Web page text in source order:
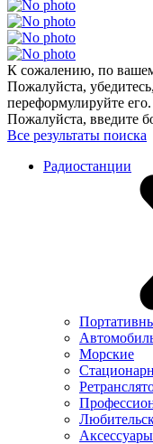
К сожалению, по
Пожалуйста,
переформулируйте его.
Пожалуйста, введите
Все результаты поиска
Радиостанции
Морские